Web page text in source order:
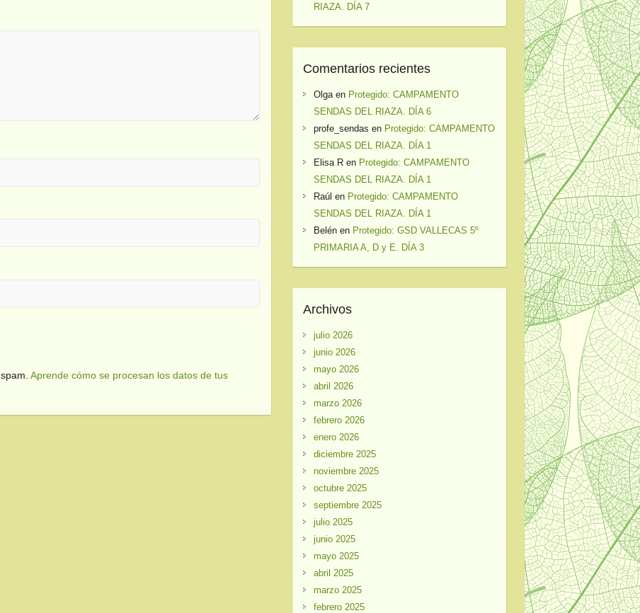
spam.Aprende cómo se procesan los datos de tus
RIAZA. DÍA 7
Comentarios recientes
Olgaen Protegido: CAMPAMENTO
SENDAS DEL RIAZA. DÍA 6
profe_sendas en Protegido: CAMPAMENTO
SENDAS DEL RIAZA. DÍA 1
Elisa Ren Protegido: CAMPAMENTO
SENDAS DEL RIAZA. DÍA 1
Raúl en Protegido: CAMPAMENTO
SENDAS DEL RIAZA. DÍA 1
Belénen Protegido: GSD VALLECAS 5º
PRIMARIA A, D y E. DÍA 3
Archivos
julio 2026
junio 2026
mayo 2026
abril 2026
marzo 2026
febrero 2026
enero 2026
diciembre 2025
noviembre 2025
octubre 2025
septiembre 2025
julio 2025
junio 2025
mayo 2025
abril 2025
marzo 2025
febrero 2025